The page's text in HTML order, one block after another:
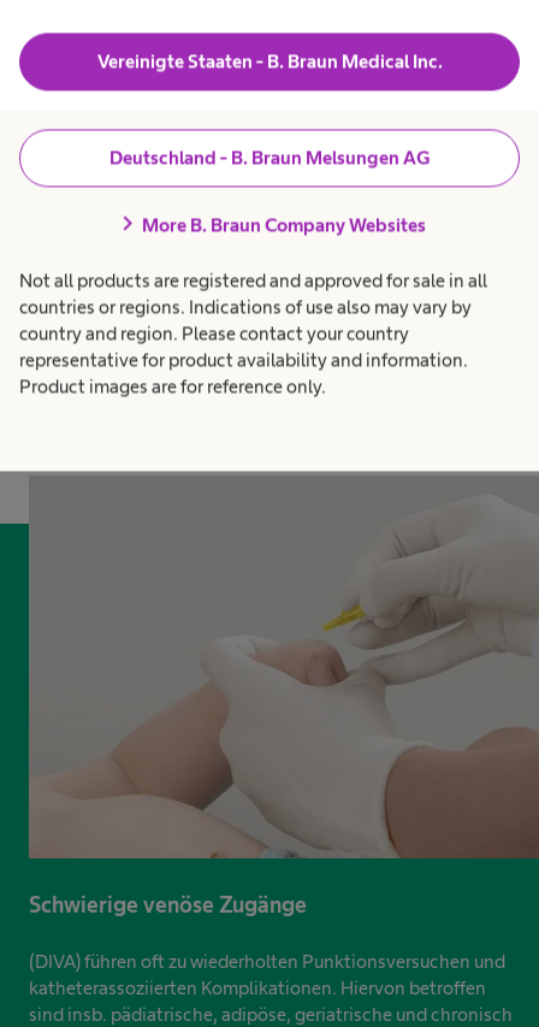
Vereinigte Staaten - B. Braun Medical Inc.
Deutschland - B. Braun Melsungen AG
chevron_right More B. Braun Company Websites
Not all products are registered and approved for sale in all
countries or regions. Indications of use also may vary by
country and region. Please contact your country
representative for product availability and information.
Product images are for reference only.
Sicherheits-
Venenverweilkanülen für die
tiefe Venenpunktion
Unsere Highlights
Verwandte Themen
Schwierige venöse Zugänge
(DIVA) führen oft zu wiederholten Punktionsversuchen und
katheterassoziierten Komplikationen. Hiervon betroffen
sind insb. pädiatrische, adipöse, geriatrische und chronisch